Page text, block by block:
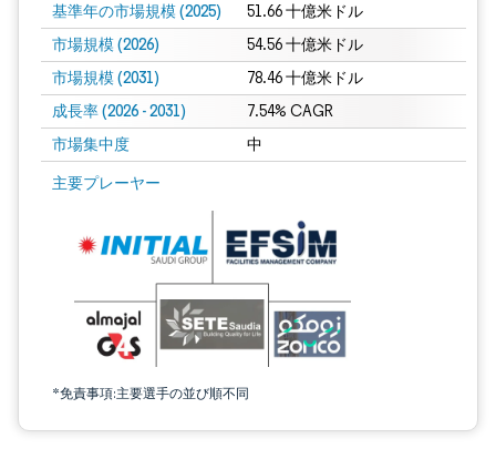
基準年の市場規模 (2025) 51.66 十億米ドル
市場規模 (2026) 54.56 十億米ドル
市場規模 (2031) 78.46 十億米ドル
成長率 (2026 - 2031) 7.54% CAGR
市場集中度 中
主要プレーヤー
*免責事項:主要選手の並び順不同
画像 © Mordor Intelligence。再利用にはCC BY 4.0の表示が必要です。